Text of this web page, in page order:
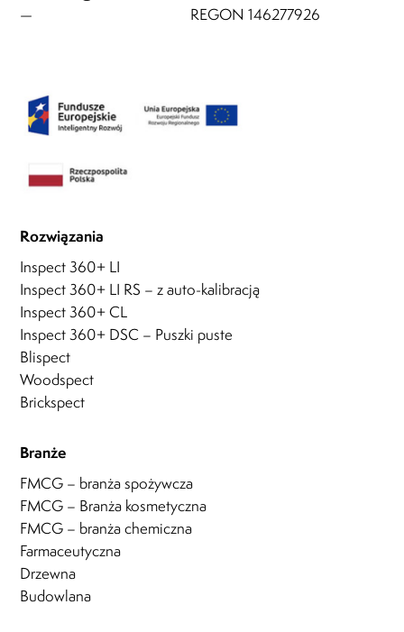
—
REGON 146277926
Rozwiązania
Inspect 360+ LI
Inspect 360+ LI RS – z auto-kalibracją
Inspect 360+ CL
Inspect 360+ DSC – Puszki puste
Blispect
Woodspect
Brickspect
Branże
FMCG – branża spożywcza
FMCG – Branża kosmetyczna
FMCG – branża chemiczna
Farmaceutyczna
Drzewna
Budowlana